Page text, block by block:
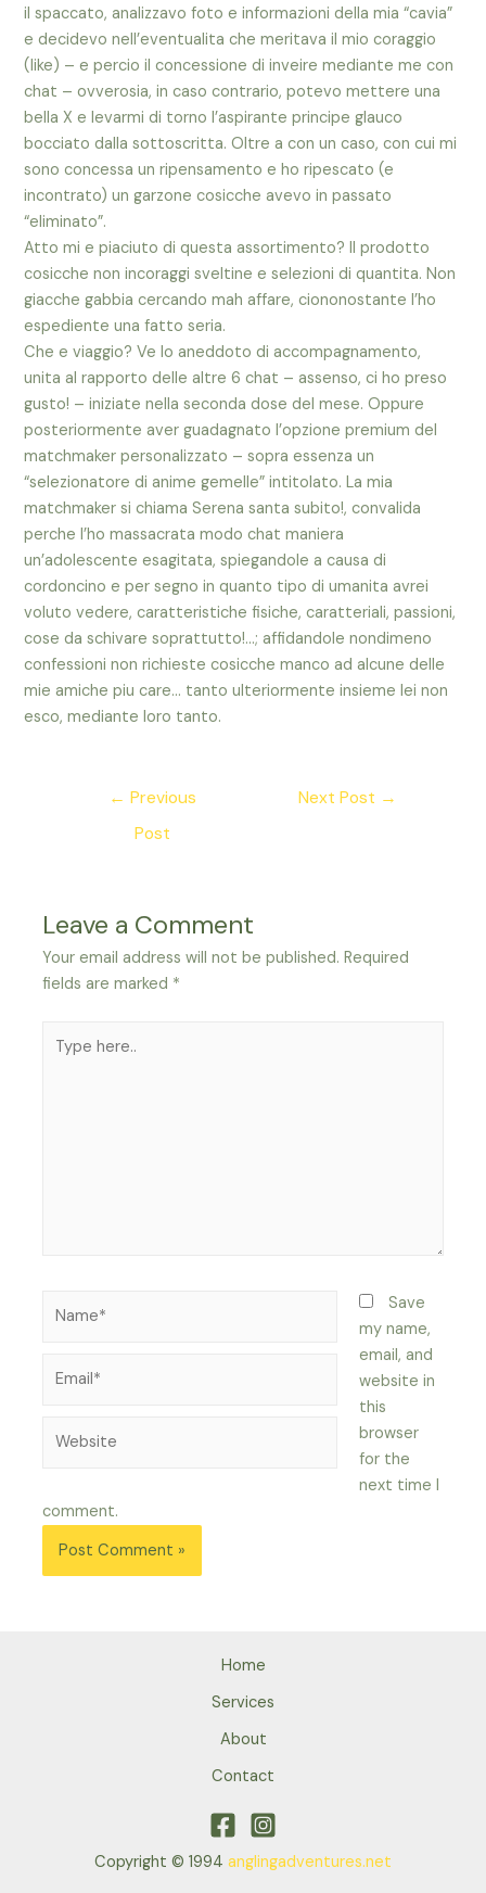
il spaccato, analizzavo foto e informazioni della mia “cavia”
e decidevo nell’eventualita che meritava il mio coraggio
(like) – e percio il concessione di inveire mediante me con
chat – ovverosia, in caso contrario, potevo mettere una
bella X e levarmi di torno l’aspirante principe glauco
bocciato dalla sottoscritta. Oltre a con un caso, con cui mi
sono concessa un ripensamento e ho ripescato (e
incontrato) un garzone cosicche avevo in passato
“eliminato”.
Atto mi e piaciuto di questa assortimento? Il prodotto
cosicche non incoraggi sveltine e selezioni di quantita. Non
giacche gabbia cercando mah affare, ciononostante l’ho
espediente una fatto seria.
Che e viaggio? Ve lo aneddoto di accompagnamento,
unita al rapporto delle altre 6 chat – assenso, ci ho preso
gusto! – iniziate nella seconda dose del mese. Oppure
posteriormente aver guadagnato l’opzione premium del
matchmaker personalizzato – sopra essenza un
“selezionatore di anime gemelle” intitolato. La mia
matchmaker si chiama Serena santa subito!, convalida
perche l’ho massacrata modo chat maniera
un’adolescente esagitata, spiegandole a causa di
cordoncino e per segno in quanto tipo di umanita avrei
voluto vedere, caratteristiche fisiche, caratteriali, passioni,
cose da schivare soprattutto!…; affidandole nondimeno
confessioni non richieste cosicche manco ad alcune delle
mie amiche piu care… tanto ulteriormente insieme lei non
esco, mediante loro tanto.
← Previous
Post
Next Post →
Leave a Comment
Your email address will not be published. Required
fields are marked *
here..
Save
my name,
email, and
website in
this
browser
for the
next time I
comment.
Home
Services
About
Contact
Copyright © 1994 anglingadventures.net